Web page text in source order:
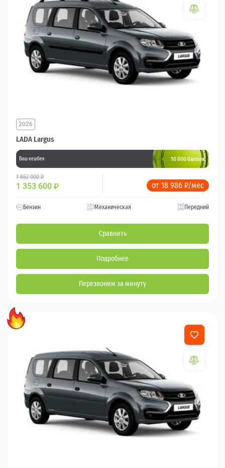
LADA Largus
2026
Ваш кешбек 10 000 баллов
1 862 000 ₽
1 353 600 ₽ от 18 986 ₽/мес
Бензин Механическая Передний
Сравнить
Подробнее
Перезвоним за минуту